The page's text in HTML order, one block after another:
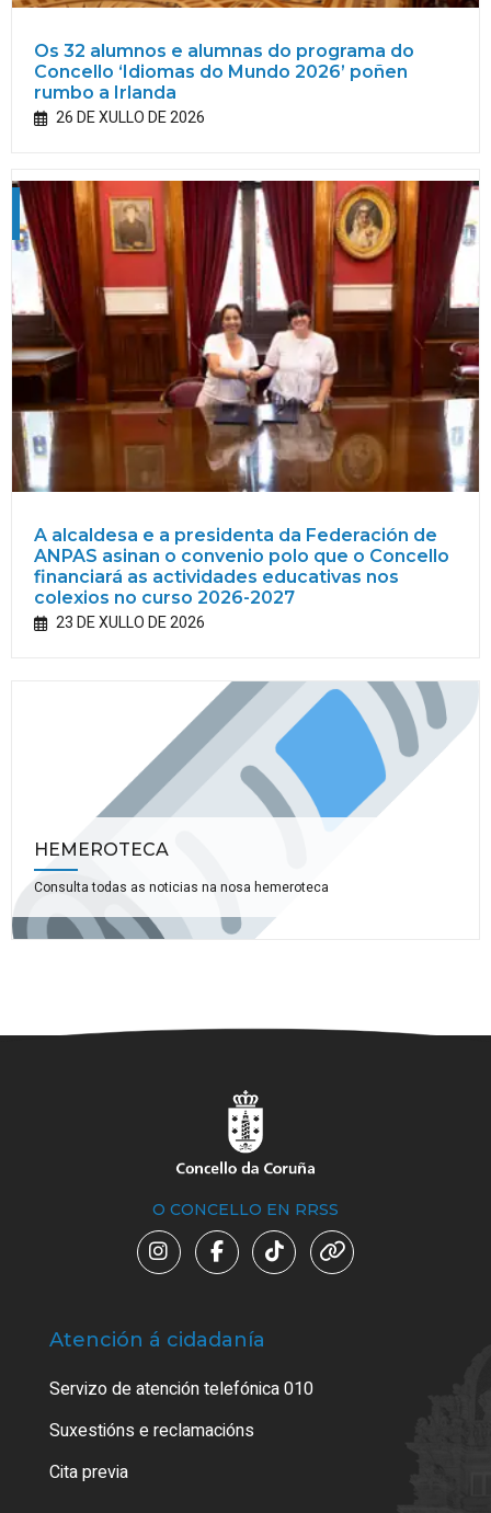
Os 32 alumnos e alumnas do programa do
Concello ‘Idiomas do Mundo 2026’ poñen
rumbo a Irlanda
26 DE XULLO DE 2026
A alcaldesa e a presidenta da Federación de
ANPAS asinan o convenio polo que o Concello
financiará as actividades educativas nos
colexios no curso 2026-2027
23 DE XULLO DE 2026
HEMEROTECA
Consulta todas as noticias na nosa hemeroteca
O CONCELLO EN RRSS
Atención á cidadanía
Servizo de atención telefónica 010
Suxestións e reclamacións
Cita previa